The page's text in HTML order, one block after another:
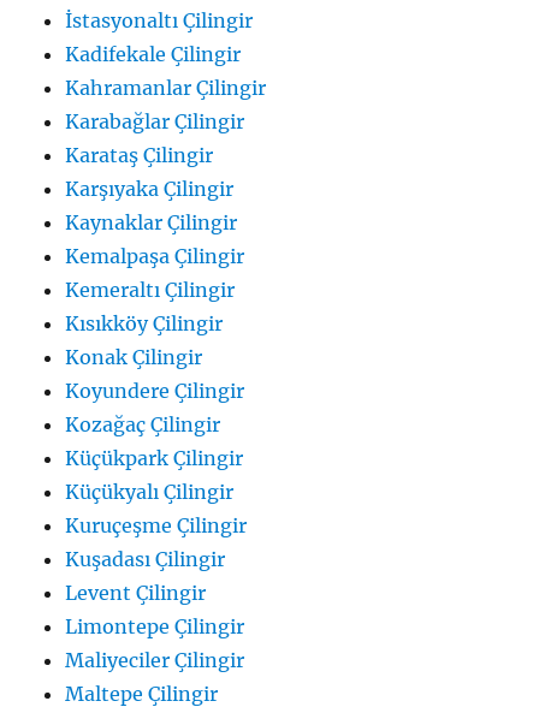
İstasyonaltı Çilingir
Kadifekale Çilingir
Kahramanlar Çilingir
Karabağlar Çilingir
Karataş Çilingir
Karşıyaka Çilingir
Kaynaklar Çilingir
Kemalpaşa Çilingir
Kemeraltı Çilingir
Kısıkköy Çilingir
Konak Çilingir
Koyundere Çilingir
Kozağaç Çilingir
Küçükpark Çilingir
Küçükyalı Çilingir
Kuruçeşme Çilingir
Kuşadası Çilingir
Levent Çilingir
Limontepe Çilingir
Maliyeciler Çilingir
Maltepe Çilingir